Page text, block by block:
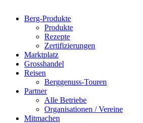
Berg-Produkte
Produkte
Rezepte
Zertifizierungen
Marktplatz
Grosshandel
Reisen
Berggenuss-Touren
Partner
Alle Betriebe
Organisationen / Vereine
Mitmachen